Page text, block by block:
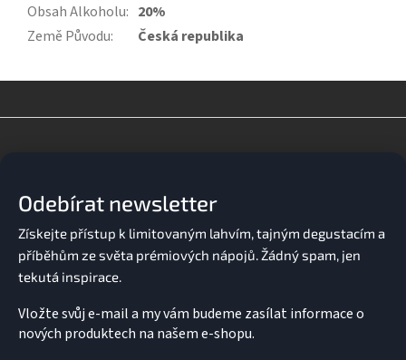
Obsah Alkoholu: 20%
Země Původu: Česká republika
Odebírat newsletter
Vložte svůj e-mail a my vám budeme zasílat informace o
nových produktech na našem e-shopu.